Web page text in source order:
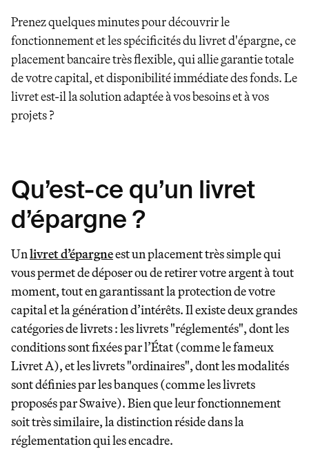
Prenez quelques minutes pour découvrir le
fonctionnement et les spécificités du livret d'épargne, ce
placement bancaire très flexible, qui allie garantie totale
de votre capital, et disponibilité immédiate des fonds. Le
livret est-il la solution adaptée à vos besoins et à vos
projets ?
Qu’est-ce qu’un livret
d’épargne ?
Unlivret d’épargneest un placement très simple qui
vous permet de déposer ou de retirer votre argent à tout
moment, tout en garantissant la protection de votre
capital et la génération d’intérêts. Il existe deux grandes
catégories de livrets : les livrets "réglementés", dont les
conditions sont fixées par l’État (comme le fameux
Livret A), et les livrets "ordinaires", dont les modalités
sont définies par les banques (comme les livrets
proposés par Swaive). Bien que leur fonctionnement
soit très similaire, la distinction réside dans la
réglementation qui les encadre.